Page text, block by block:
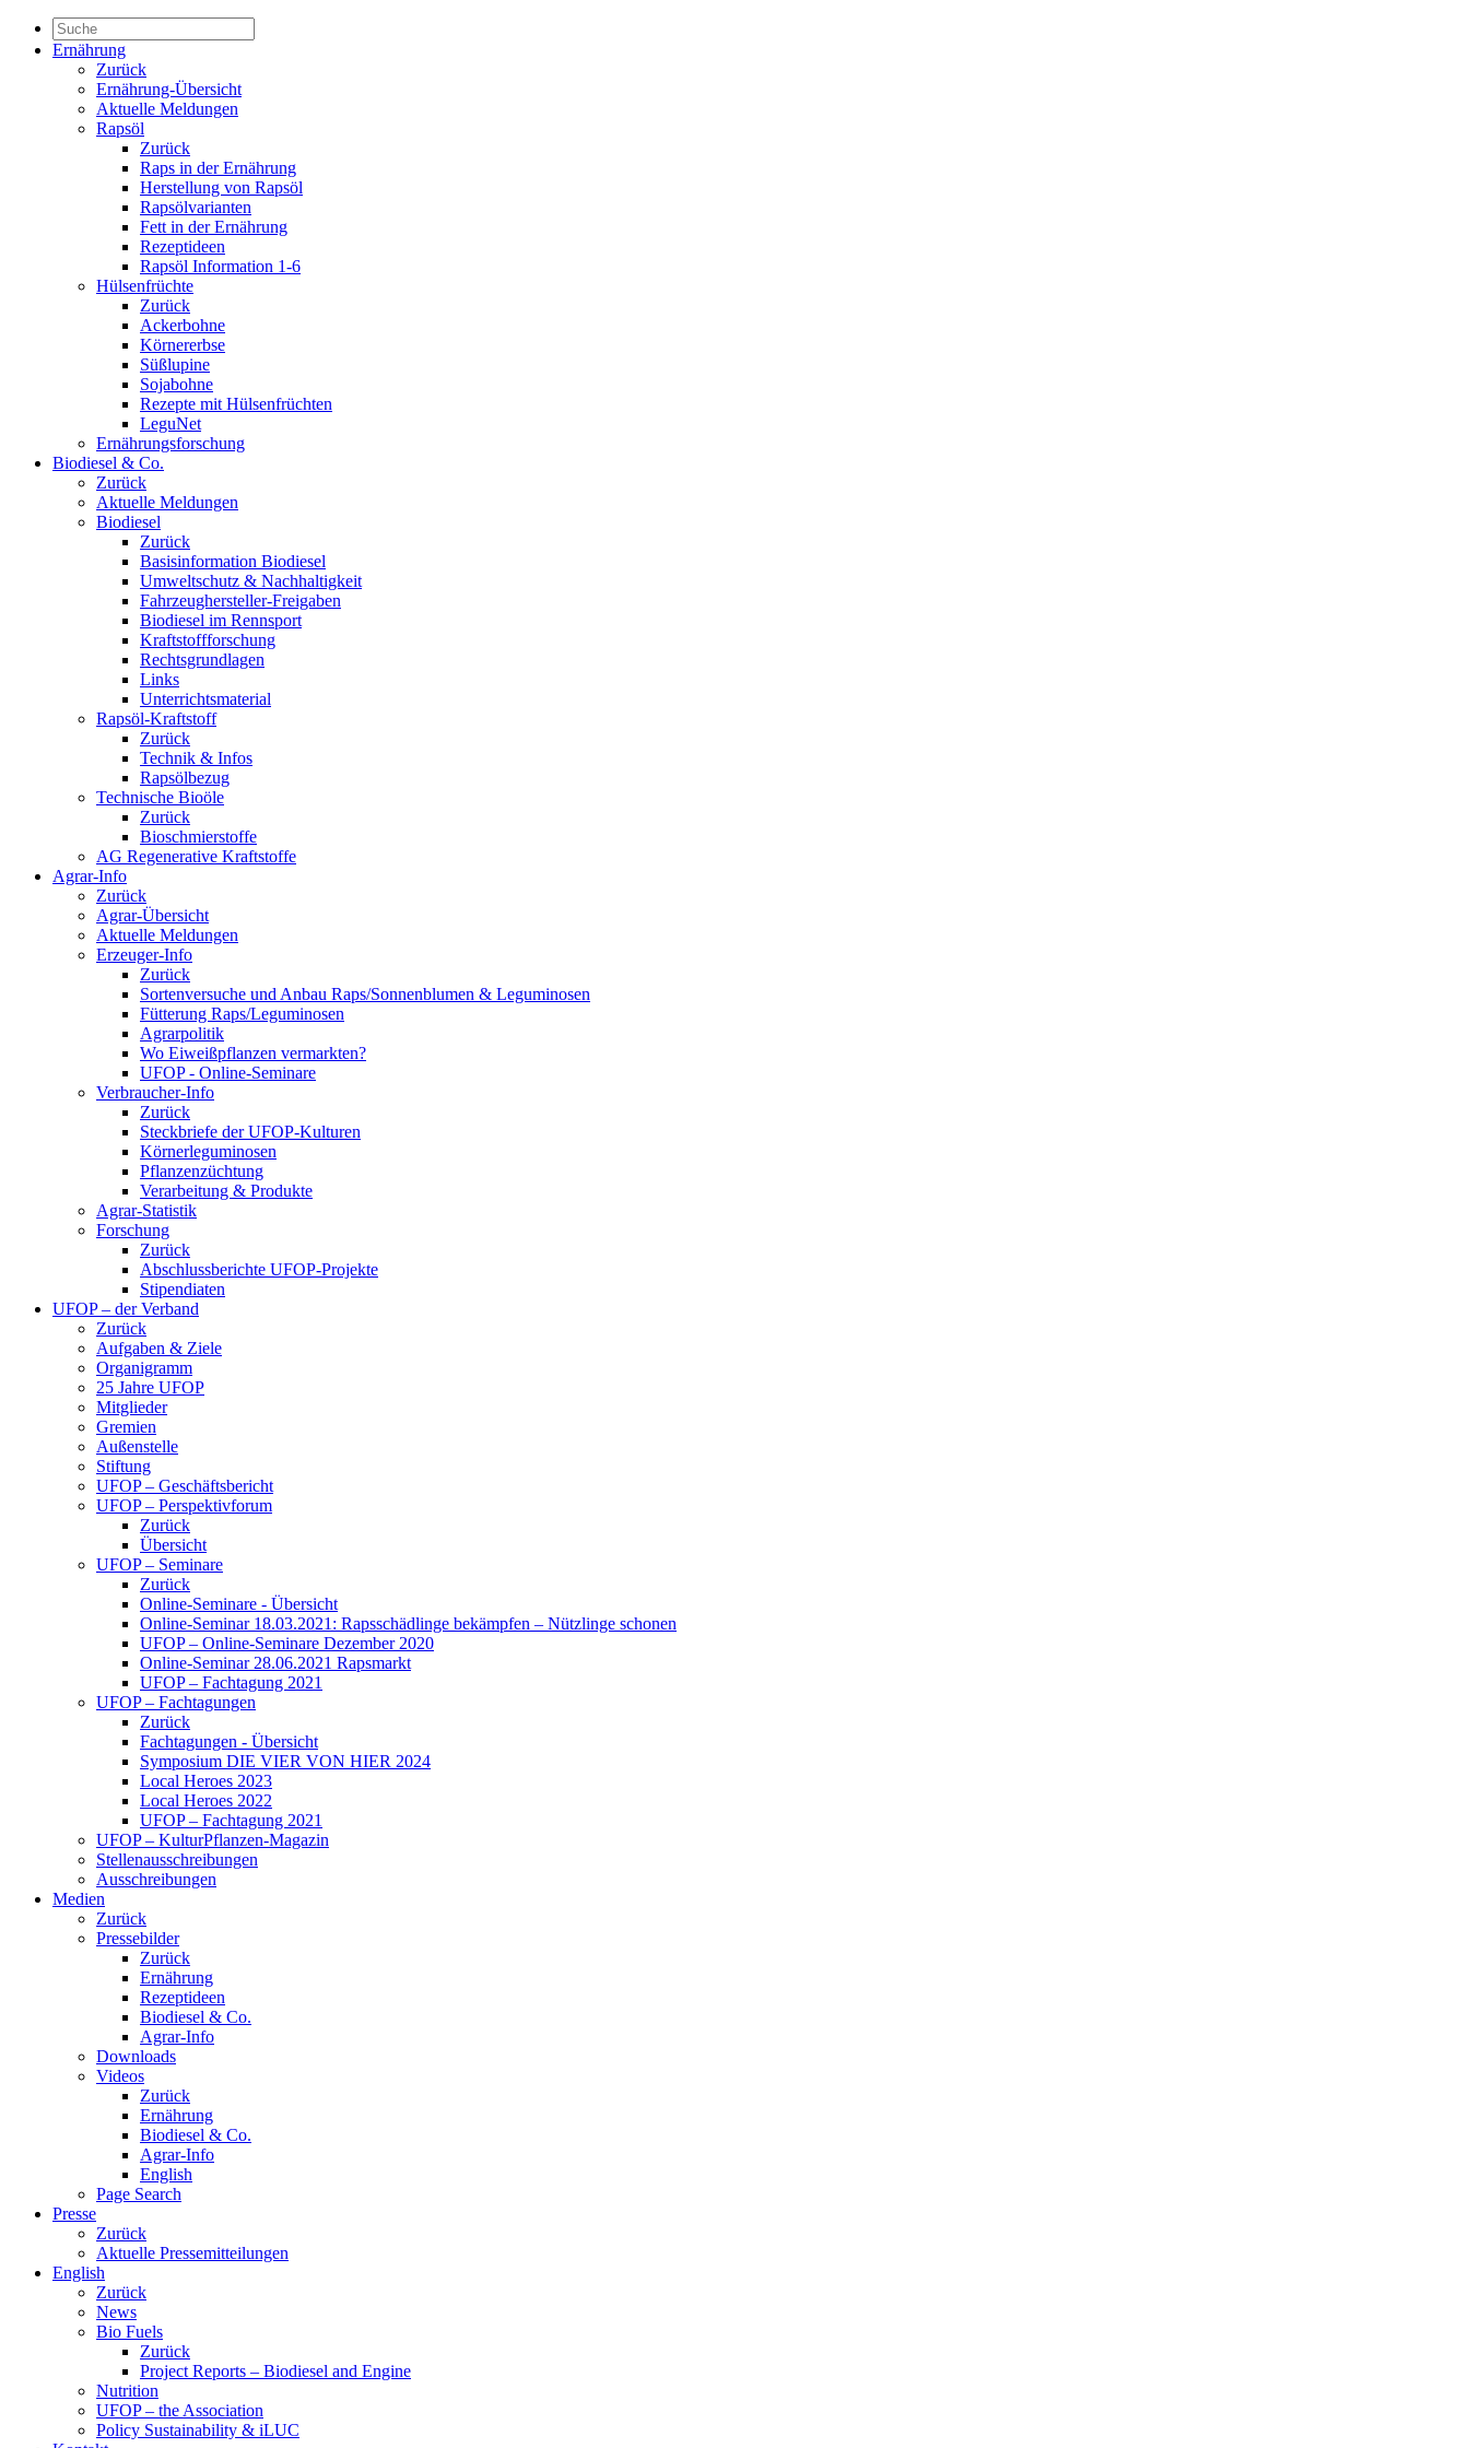
Ernährung
Zurück
Ernährung-Übersicht
Aktuelle Meldungen
Rapsöl
Zurück
Raps in der Ernährung
Herstellung von Rapsöl
Rapsölvarianten
Fett in der Ernährung
Rezeptideen
Rapsöl Information 1-6
Hülsenfrüchte
Zurück
Ackerbohne
Körnererbse
Süßlupine
Sojabohne
Rezepte mit Hülsenfrüchten
LeguNet
Ernährungsforschung
Biodiesel & Co.
Zurück
Aktuelle Meldungen
Biodiesel
Zurück
Basisinformation Biodiesel
Umweltschutz & Nachhaltigkeit
Fahrzeughersteller-Freigaben
Biodiesel im Rennsport
Kraftstoffforschung
Rechtsgrundlagen
Links
Unterrichtsmaterial
Rapsöl-Kraftstoff
Zurück
Technik & Infos
Rapsölbezug
Technische Bioöle
Zurück
Bioschmierstoffe
AG Regenerative Kraftstoffe
Agrar-Info
Zurück
Agrar-Übersicht
Aktuelle Meldungen
Erzeuger-Info
Zurück
Sortenversuche und Anbau Raps/Sonnenblumen & Leguminosen
Fütterung Raps/Leguminosen
Agrarpolitik
Wo Eiweißpflanzen vermarkten?
UFOP - Online-Seminare
Verbraucher-Info
Zurück
Steckbriefe der UFOP-Kulturen
Körnerleguminosen
Pflanzenzüchtung
Verarbeitung & Produkte
Agrar-Statistik
Forschung
Zurück
Abschlussberichte UFOP-Projekte
Stipendiaten
UFOP – der Verband
Zurück
Aufgaben & Ziele
Organigramm
25 Jahre UFOP
Mitglieder
Gremien
Außenstelle
Stiftung
UFOP – Geschäftsbericht
UFOP – Perspektivforum
Zurück
Übersicht
UFOP – Seminare
Zurück
Online-Seminare - Übersicht
Online-Seminar 18.03.2021: Rapsschädlinge bekämpfen – Nützlinge schonen
UFOP – Online-Seminare Dezember 2020
Online-Seminar 28.06.2021 Rapsmarkt
UFOP – Fachtagung 2021
UFOP – Fachtagungen
Zurück
Fachtagungen - Übersicht
Symposium DIE VIER VON HIER 2024
Local Heroes 2023
Local Heroes 2022
UFOP – Fachtagung 2021
UFOP – KulturPflanzen-Magazin
Stellenausschreibungen
Ausschreibungen
Medien
Zurück
Pressebilder
Zurück
Ernährung
Rezeptideen
Biodiesel & Co.
Agrar-Info
Downloads
Videos
Zurück
Ernährung
Biodiesel & Co.
Agrar-Info
English
Page Search
Presse
Zurück
Aktuelle Pressemitteilungen
English
Zurück
News
Bio Fuels
Zurück
Project Reports – Biodiesel and Engine
Nutrition
UFOP – the Association
Policy Sustainability & iLUC